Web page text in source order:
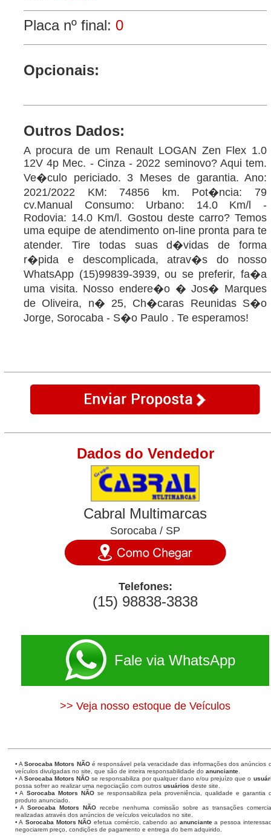
Placa nº final: 0
Opcionais:
Outros Dados:
A procura de um Renault LOGAN Zen Flex 1.0
12V 4p Mec. - Cinza - 2022 seminovo? Aqui tem.
Ve�culo periciado. 3 Meses de garantia. Ano:
2021/2022 KM: 74856 km. Pot�ncia: 79
cv.Manual Consumo: Urbano: 14.0 Km/l -
Rodovia: 14.0 Km/l. Gostou deste carro? Temos
uma equipe de atendimento on-line pronta para te
atender. Tire todas suas d�vidas de forma
r�pida e descomplicada, atrav�s do nosso
WhatsApp (15)99839-3939, ou se preferir, fa�a
uma visita. Nosso endere�o � Jos� Marques
de Oliveira, n� 25, Ch�caras Reunidas S�o
Jorge, Sorocaba - S�o Paulo . Te esperamos!
Dados do Vendedor
Cabral Multimarcas
Sorocaba / SP
Telefones:
(15) 98838-3838
Fale via WhatsApp
>> Veja nosso estoque de Veículos
• ASorocaba Motors NÃOé responsável pela veracidade das informações dos anúncios
veículos divulgadas no site, que são de inteira responsabilidade do anunciante.
• A Sorocaba Motors NÃO se responsabiliza por qualquer dano e/ou prejuízo que o
possa sofrer ao realizar uma negociação com outros usuários deste site.
• A Sorocaba Motors NÃOse responsabiliza pela proveniência, qualidade e garantia
produto anunciado.
• ASorocaba Motors NÃO recebe nenhuma comissão sobre as transações
realizadas através dos anúncios de veículos veiculados no site.
• A Sorocaba Motors NÃO efetua comércio, cabendo ao anunciantea pessoa
negociarem preço, condições de pagamento e entrega do bem adquirido.